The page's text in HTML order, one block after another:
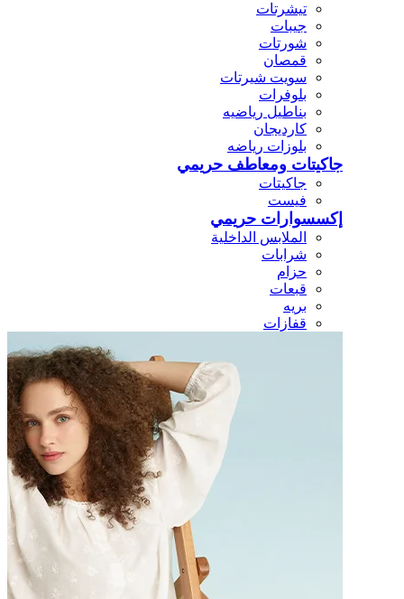
تيشرتات
جيبات
شورتات
قمصان
سويت شيرتات
بلوفرات
بناطيل رياضيه
كارديجان
بلوزات رياضه
جاكيتات ومعاطف حريمي
جاكيتات
فيست
إكسسوارات حريمي
الملابس الداخلية
شرابات
حزام
قبعات
بريه
قفازات